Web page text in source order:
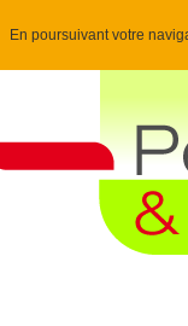
En poursuivant votre